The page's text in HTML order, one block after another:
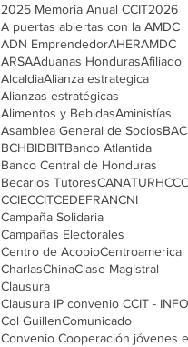
2025 Memoria Anual CCIT2026
A puertas abiertas con la AMDC
ADN EmprendedorAHERAMDC
ARSAAduanas HondurasAfiliado
AlcaldiaAlianza estrategica
Alianzas estratégicas
Alimentos y BebidasAministías
Asamblea General de SociosBAC
BCHBIDBITBanco Atlantida
Banco Central de Honduras
Becarios TutoresCANATURH
CCIECCITCEDEFRANCNI
Campaña Solidaria
Campañas Electorales
Centro de AcopioCentroamerica
CharlasChinaClase Magistral
Clausura
Clausura IP convenio CCIT -
Col GuillenComunicado